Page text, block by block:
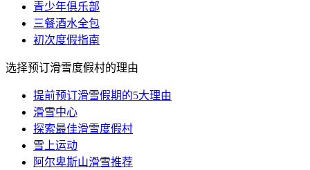
青少年俱乐部
三餐酒水全包
初次度假指南
选择预订滑雪度假村的理由
提前预订滑雪假期的5大理由
滑雪中心
探索最佳滑雪度假村
雪上运动
阿尔卑斯山滑雪推荐